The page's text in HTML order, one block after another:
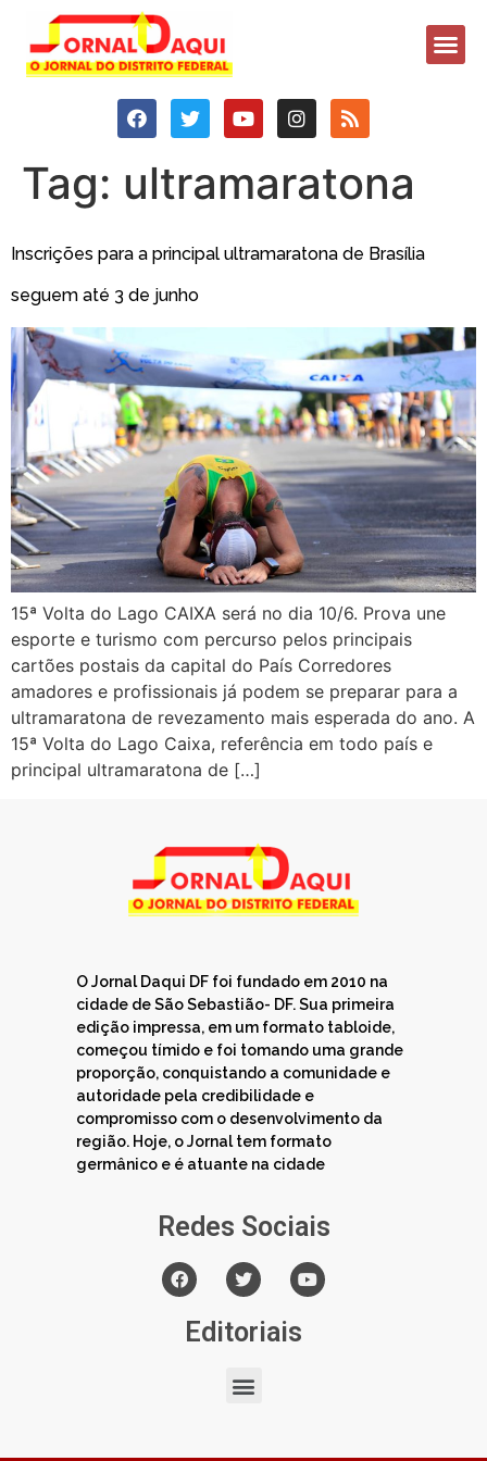
Tag: ultramaratona
Inscrições para a principal ultramaratona de Brasília
seguem até 3 de junho
15ª Volta do Lago CAIXA será no dia 10/6. Prova une
esporte e turismo com percurso pelos principais
cartões postais da capital do País Corredores
amadores e profissionais já podem se preparar para a
ultramaratona de revezamento mais esperada do ano. A
15ª Volta do Lago Caixa, referência em todo país e
principal ultramaratona de […]
O Jornal Daqui DF foi fundado em 2010 na
cidade de São Sebastião- DF. Sua primeira
edição impressa, em um formato tabloide,
começou tímido e foi tomando uma grande
proporção, conquistando a comunidade e
autoridade pela credibilidade e
compromisso com o desenvolvimento da
região. Hoje, o Jornal tem formato
germânico e é atuante na cidade
Redes Sociais
Editoriais